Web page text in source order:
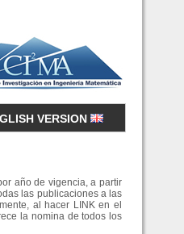
VERSION
año de vigencia, a partir
las publicaciones a las
al hacer LINK en el
la nomina de todos los